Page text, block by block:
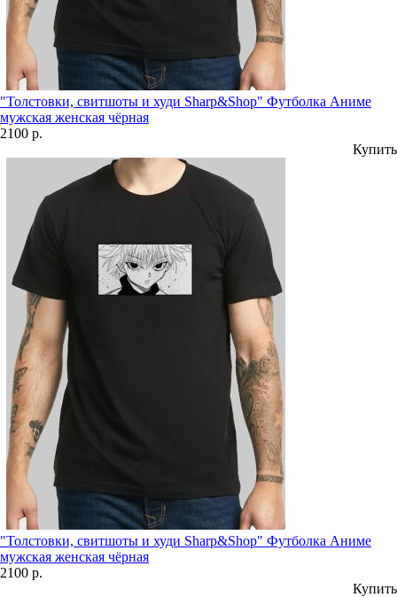
"Толстовки, свитшоты и худи Sharp&Shop" Футболка Аниме
мужская женская чёрная
2100 р.
Купить
"Толстовки, свитшоты и худи Sharp&Shop" Футболка Аниме
мужская женская чёрная
2100 р.
Купить